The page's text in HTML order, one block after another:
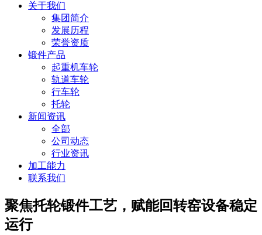
关于我们
集团简介
发展历程
荣誉资质
锻件产品
起重机车轮
轨道车轮
行车轮
托轮
新闻资讯
全部
公司动态
行业资讯
加工能力
联系我们
聚焦托轮锻件工艺，赋能回转窑设备稳定
运行